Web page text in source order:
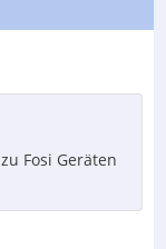
zu Fosi Geräten